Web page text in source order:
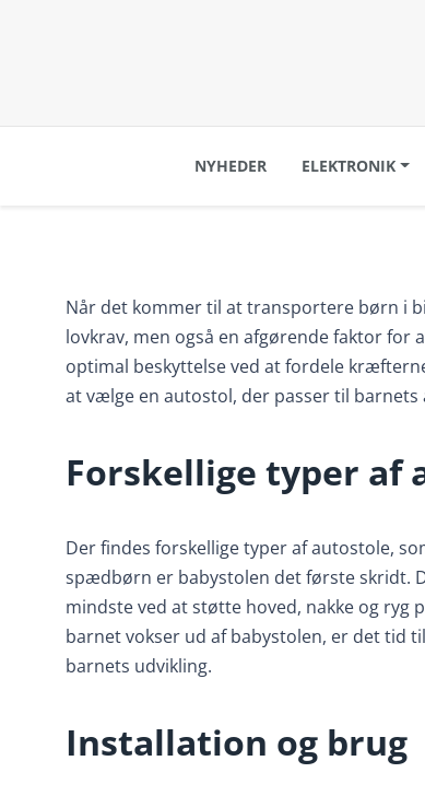
NYHEDER ELEKTRONIK
Når det kommer til at transportere børn i
lovkrav, men også en afgørende faktor for
optimal beskyttelse ved at fordele
at vælge en autostol, der passer til
Forskellige typer af
Der findes forskellige typer af autostole,
spædbørn er babystolen det første skridt.
mindste ved at støtte hoved, nakke og ryg
barnet vokser ud af babystolen, er det tid
barnets udvikling.
Installation og brug